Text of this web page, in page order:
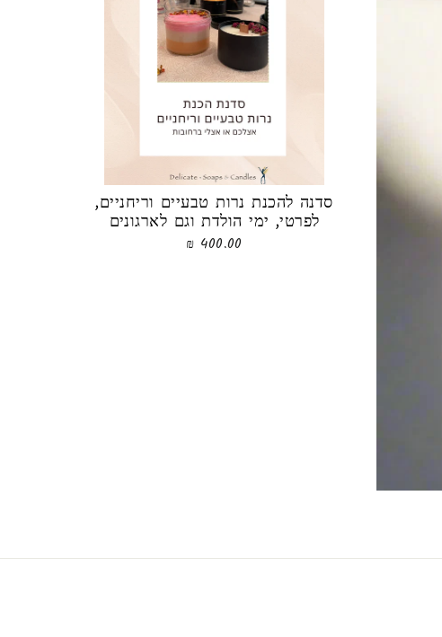
סדנה להכנת נרות טבעיים וריחניים,
לפרטי, ימי הולדת וגם לארגונים
400.00 ₪